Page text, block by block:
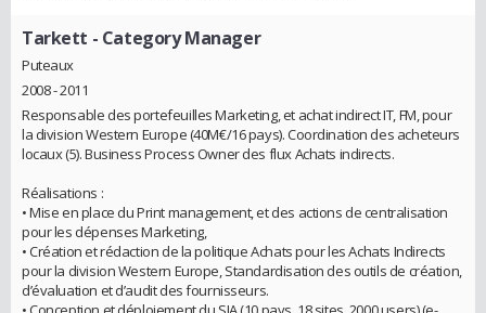
Tarkett - Category Manager
Puteaux
2008 - 2011
Responsable des portefeuilles Marketing, et achat indirect IT, FM, pour
la division Western Europe (40M€/16 pays). Coordination des acheteurs
locaux (5). Business Process Owner des flux Achats indirects.
Réalisations :
• Mise en place du Print management, et des actions de centralisation
pour les dépenses Marketing,
• Création et rédaction de la politique Achats pour les Achats Indirects
pour la division Western Europe, Standardisation des outils de création,
d’évaluation et d’audit des fournisseurs.